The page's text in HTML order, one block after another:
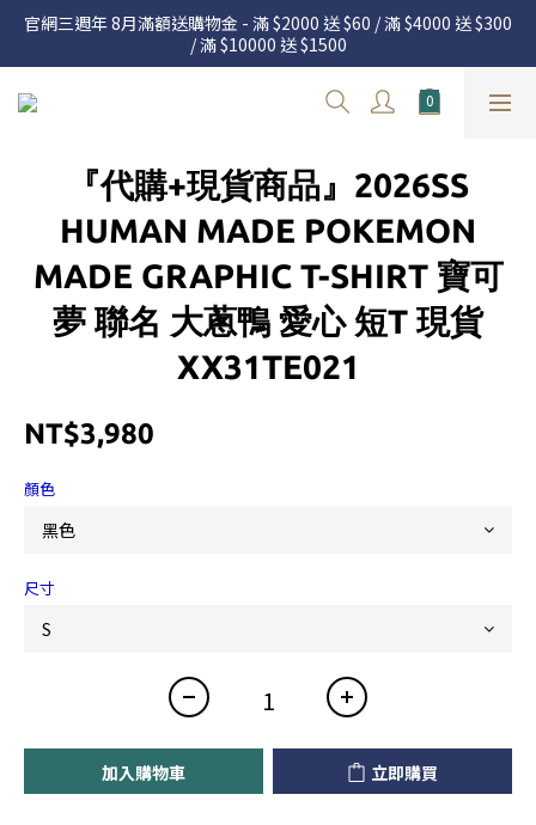
官網三週年 8月滿額送購物金 - 滿 $2000 送 $60 / 滿 $4000 送 $300
/ 滿 $10000 送 $1500
官網三週年 8月滿額送購物金 - 滿 $2000 送 $60 / 滿 $4000 送 $300
/ 滿 $10000 送 $1500
7.22 – 8.13 日本連線中，絕對讓你買到爆
度請詳閱公告
官網三週年 8月滿額送購物金 - 滿 $2000 送 $60 / 滿 $4000 送 $300
/ 滿 $10000 送 $1500
『代購+現貨商品』2026SS
HUMAN MADE POKEMON
MADE GRAPHIC T-SHIRT 寶可
夢 聯名 大蔥鴨 愛心 短T 現貨
XX31TE021
NT$3,980
顏色
尺寸
加入購物車 立即購買